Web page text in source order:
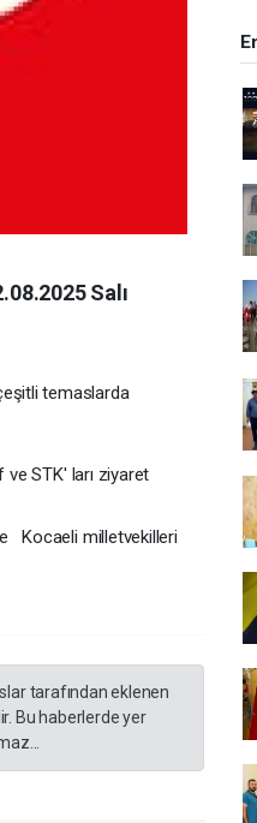
Salı
temaslarda
STK' ları ziyaret
Kocaeli milletvekilleri
tarafından eklenen
Bu haberlerde yer